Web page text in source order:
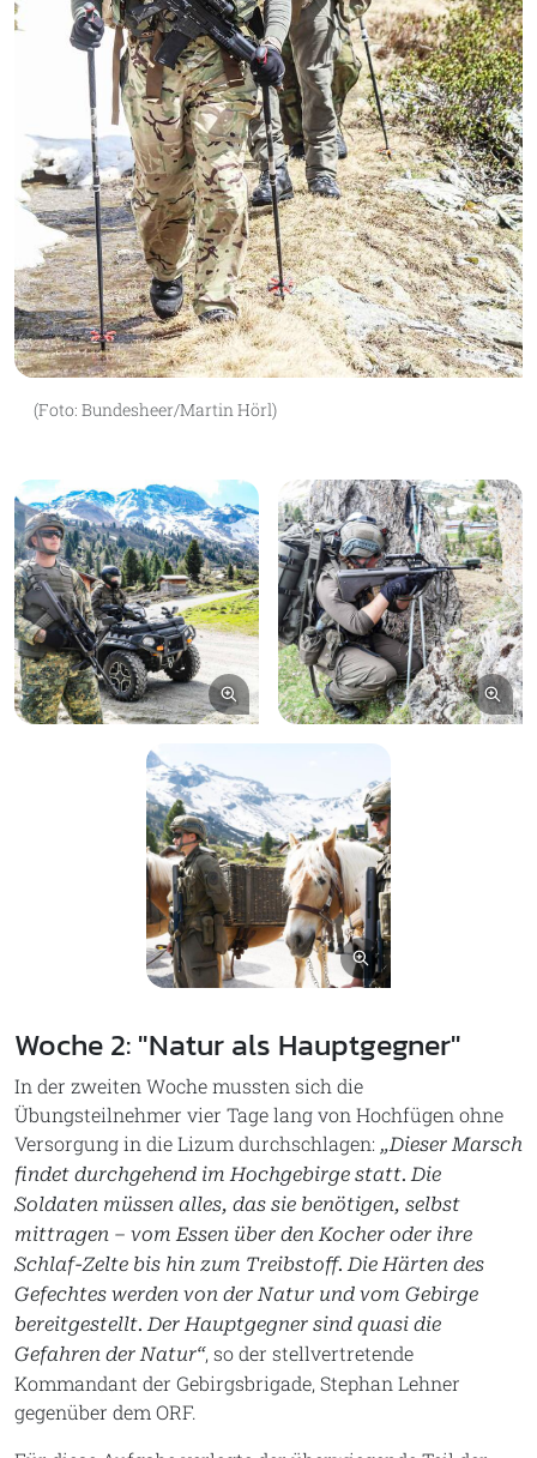
(Foto: Bundesheer/Martin Hörl)
Bild vergrößern
Bild vergrößern
Woche 2: "Natur als Hauptgegner"
In der zweiten Woche mussten sich die
Übungsteilnehmer vier Tage lang von Hochfügen ohne
Versorgung in die Lizum durchschlagen: „Dieser Marsch
findet durchgehend im Hochgebirge statt. Die
Soldaten müssen alles, das sie benötigen, selbst
mittragen – vom Essen über den Kocher oder ihre
Schlaf-Zelte bis hin zum Treibstoff. Die Härten des
Gefechtes werden von der Natur und vom Gebirge
bereitgestellt. Der Hauptgegner sind quasi die
Gefahren der Natur“, so der stellvertretende
Kommandant der Gebirgsbrigade, Stephan Lehner
gegenüber dem ORF.